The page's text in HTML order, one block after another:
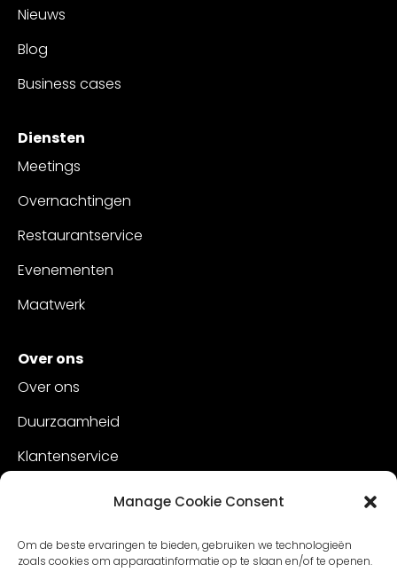
Manage Cookie Consent
Om de beste ervaringen te bieden, gebruiken we technologieën
zoals cookies om apparaatinformatie op te slaan en/of te openen.
Nieuws
Blog
Business cases
Diensten
Meetings
Overnachtingen
Restaurantservice
Evenementen
Maatwerk
Over ons
Over ons
Duurzaamheid
Klantenservice